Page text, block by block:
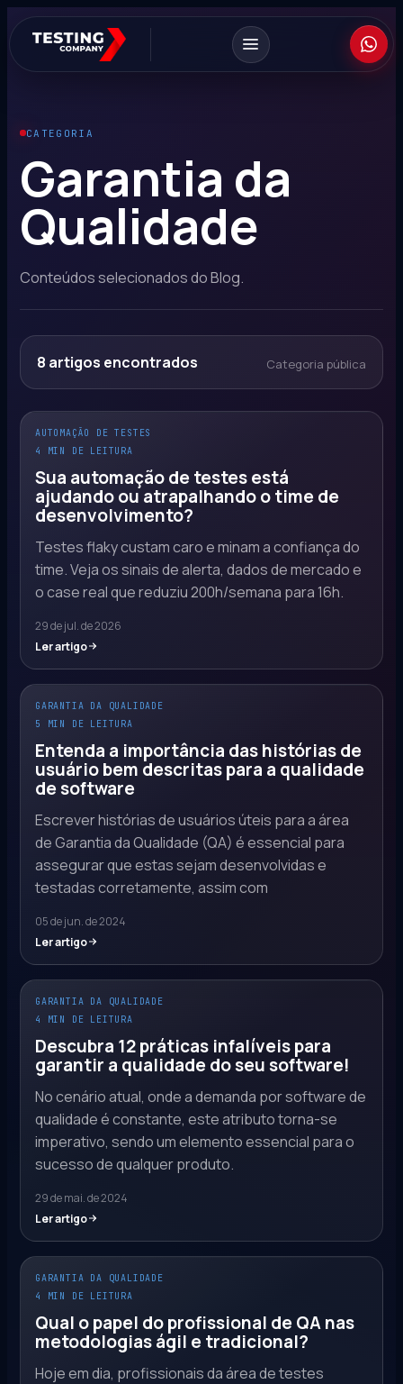
CATEGORIA
Garantia da
Qualidade
Conteúdos selecionados do Blog.
8 artigos encontrados Categoria pública
AUTOMAÇÃO DE TESTES
4 MIN DE LEITURA
Sua automação de testes está
ajudando ou atrapalhando o time de
desenvolvimento?
Testes flaky custam caro e minam a confiança do
time. Veja os sinais de alerta, dados de mercado e
o case real que reduziu 200h/semana para 16h.
29 de jul. de 2026
Ler artigo
GARANTIA DA QUALIDADE
5 MIN DE LEITURA
Entenda a importância das histórias de
usuário bem descritas para a qualidade
de software
Escrever histórias de usuários úteis para a área
de Garantia da Qualidade (QA) é essencial para
assegurar que estas sejam desenvolvidas e
testadas corretamente, assim com
05 de jun. de 2024
Ler artigo
GARANTIA DA QUALIDADE
4 MIN DE LEITURA
Descubra 12 práticas infalíveis para
garantir a qualidade do seu software!
No cenário atual, onde a demanda por software de
qualidade é constante, este atributo torna-se
imperativo, sendo um elemento essencial para o
sucesso de qualquer produto.
29 de mai. de 2024
Ler artigo
GARANTIA DA QUALIDADE
4 MIN DE LEITURA
Qual o papel do profissional de QA nas
metodologias ágil e tradicional?
Hoje em dia, profissionais da área de testes